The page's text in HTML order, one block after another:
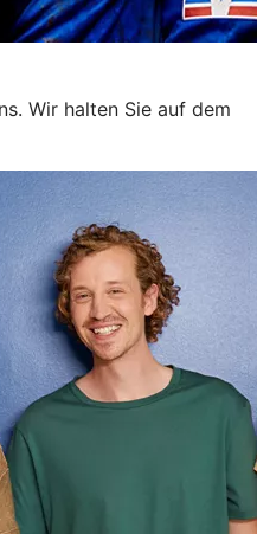
Wir halten Sie auf dem